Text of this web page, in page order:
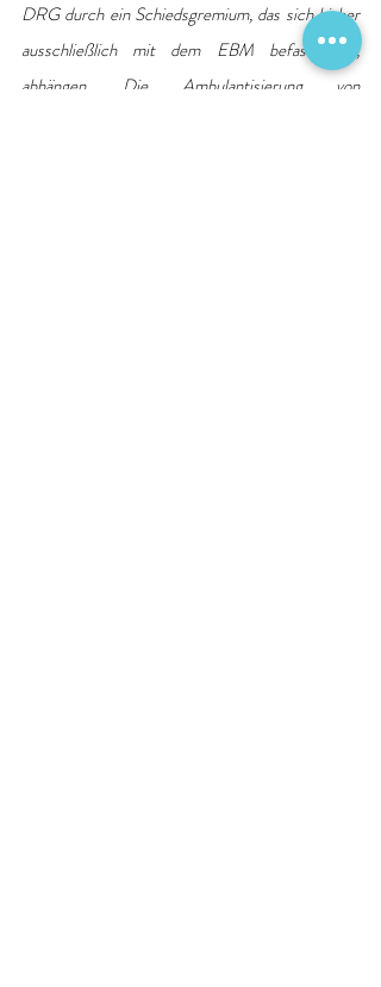
DRG durch ein Schiedsgremium, das sich bisher
ausschließlich mit dem EBM befasst hat,
abhängen. Die Ambulantisierung von